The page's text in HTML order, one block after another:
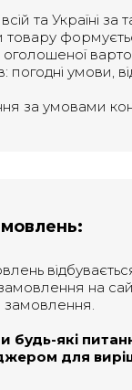
та Україні
погодні умови,
за умовами
на
замовлення.
які
для